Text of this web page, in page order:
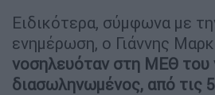
Ειδικότερα, σύμφωνα με
ενημέρωση, ο Γιάννης
νοσηλευόταν στη ΜΕΘ του
διασωληνωμένος, από τις